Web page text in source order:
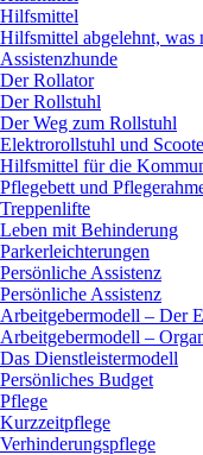
Hilfsmittel
Hilfsmittel abgelehnt, was
Assistenzhunde
Der Rollator
Der Rollstuhl
Der Weg zum Rollstuhl
Elektrorollstuhl und
Hilfsmittel für die
Pflegebett und
Treppenlifte
Leben mit Behinderung
Parkerleichterungen
Persönliche Assistenz
Persönliche Assistenz
Arbeitgebermodell – Der
Arbeitgebermodell –
Das Dienstleistermodell
Persönliches Budget
Pflege
Kurzzeitpflege
Verhinderungspflege